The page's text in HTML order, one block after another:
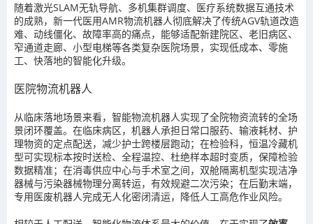
随着激光SLAM无轨导航、多机集群调度、医疗系统数据互通技术
的成熟，新一代医用AMR物流机器人彻底解决了传统AGV轨道改造
难、动线僵化、故障率高的痛点，能够适配新建院区、老旧病区、
窄通道走廊、小型电梯等各类复杂医院场景，实现低成本、零施
工、快落地的智能化升级。
医院物流机器人
从临床落地场景来看，智能物流机器人实现了全院物资流转的全场
景闭环覆盖。在临床病区，机器人承担日常口服药、输液耗材、护
理物资的定点配送，减少护士跨楼层跑动；在检验科，恒温冷藏机
型可实现标本按时送检、全程温控、杜绝样本超时变质，保障检验
数据精准；在消毒供应中心与手术室之间，双舱隔离机型实现洁净
器械与污染器械物理分离转运，有效规避二次污染；在后勤末端，
专用医废机器人完成无人化密闭清运，降低人工高危作业风险。